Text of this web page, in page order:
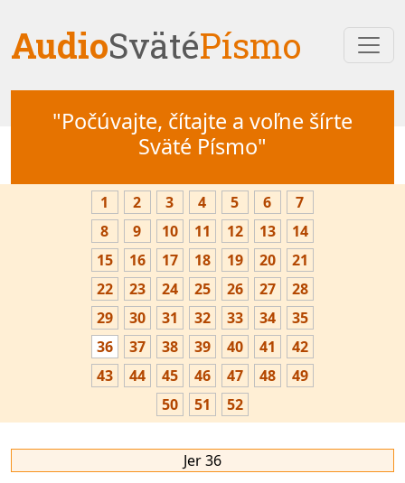
AudioSvätéPísmo
"Počúvajte, čítajte a voľne šírte
Sväté Písmo"
1 2 3 4 5 6
7
8
9 10 11 12 13
14
15
16 17 18 19 20
21
22
23 24 25 26 27
28
29
30 31 32 33 34
35
36
37 38 39 40 41
42
43
44 45 46 47 48
49
50
51 52
Jer 36